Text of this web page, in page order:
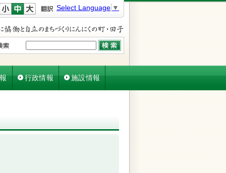
文字を小さく
文字を元に戻す
文字を大きく
Select Language ▼
行政情報 施設情報